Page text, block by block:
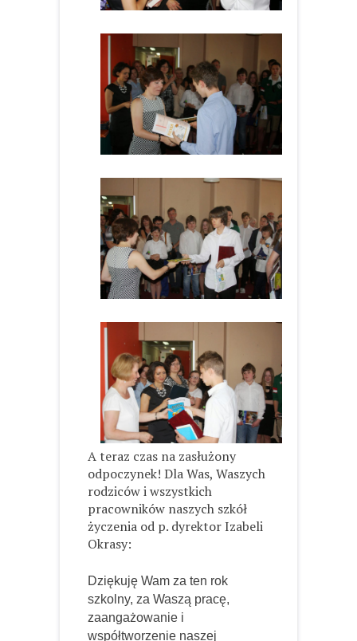
A teraz czas na zasłużony
odpoczynek! Dla Was, Waszych
rodziców i wszystkich
pracowników naszych szkół
życzenia od p. dyrektor Izabeli
Okrasy:
Dziękuję Wam za ten rok
szkolny, za Waszą pracę,
zaangażowanie i
współtworzenie naszej